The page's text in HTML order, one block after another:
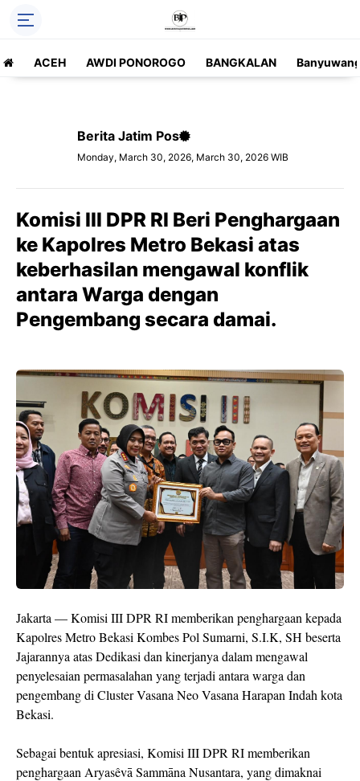
ACEH AWDI PONOROGO BANGKALAN
Berita Jatim Pos
Monday, March 30, 2026, March 30, 2026 WIB
Komisi III DPR RI Beri Penghargaan
ke Kapolres Metro Bekasi atas
keberhasilan mengawal konflik
antara Warga dengan
Pengembang secara damai.
Jakarta — Komisi III DPR RI memberikan penghargaan kepada
Kapolres Metro Bekasi Kombes Pol Sumarni, S.I.K, SH beserta
Jajarannya atas Dedikasi dan kinerjanya dalam mengawal
penyelesaian permasalahan yang terjadi antara warga dan
pengembang di Cluster Vasana Neo Vasana Harapan Indah kota
Bekasi.
Sebagai bentuk apresiasi, Komisi III DPR RI memberikan
penghargaan Aryasêvā Sammāna Nusantara, yang dimaknai